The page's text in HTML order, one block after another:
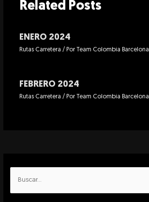
Related Posts
ENERO 2024
Rutas Carretera / Por Team Colombia Barcelona
FEBRERO 2024
Rutas Carretera / PorTeam Colombia Barcelona